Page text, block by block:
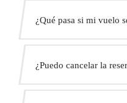
Usa nuestro formulario de
fijo al instante. Sin cargos
¿Qué pasa si mi vuelo
conductor ajustará
sin coste adicional.
¿Puedo cancelar la